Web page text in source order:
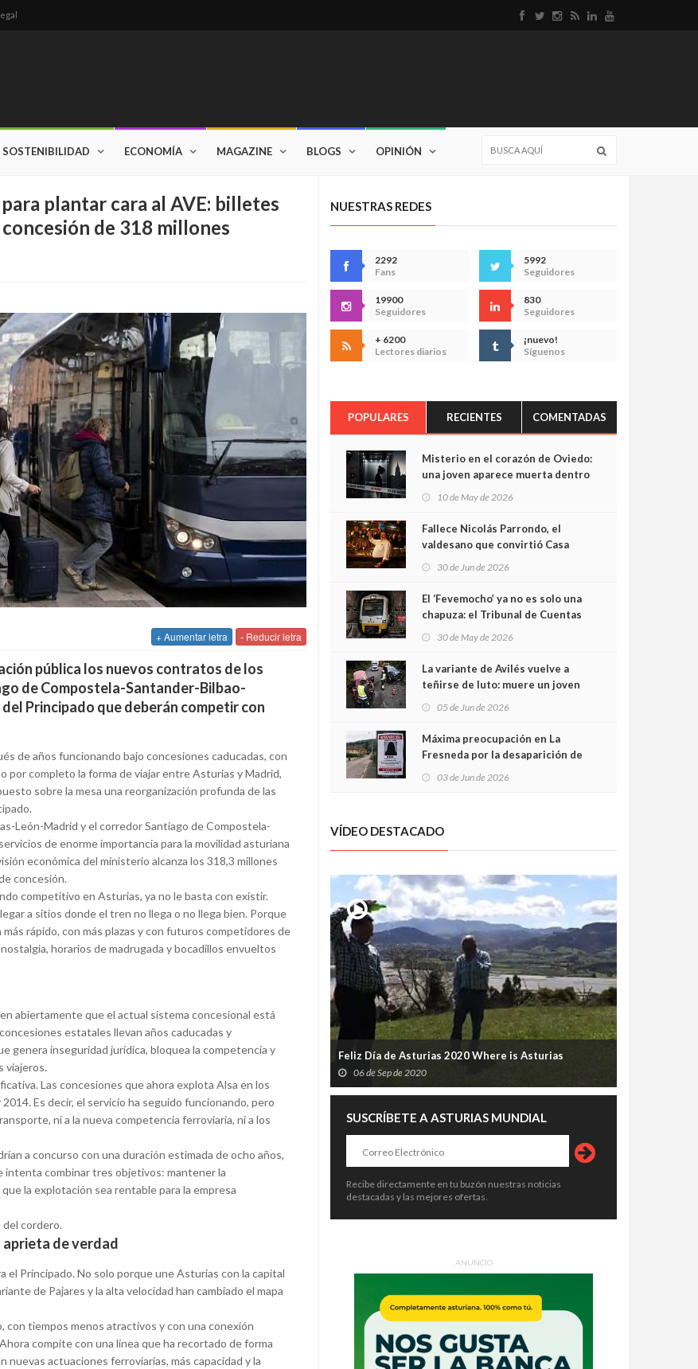
SOSTENIBILIDAD ECONOMÍA MAGAZINE BLOGS OPINIÓN
plantar cara al AVE: billetes
de 318 millones
+ Aumentar letra - Reducir letra
pública los nuevos contratos de los
de Compostela-Santander-Bilbao-
Principado que deberán competir con
de años funcionando bajo concesiones caducadas, con
por completo la forma de viajar entre Asturias y Madrid,
sobre la mesa una reorganización profunda de las
León-Madrid y el corredor Santiago de Compostela-
de enorme importancia para la movilidad asturiana
económica del ministerio alcanza los 318,3 millones
concesión.
competitivo en Asturias, ya no le basta con existir.
a sitios donde el tren no llega o no llega bien. Porque
rápido, con más plazas y con futuros competidores de
horarios de madrugada y bocadillos envueltos
abiertamente que el actual sistema concesional está
estatales llevan años caducadas y
genera inseguridad jurídica, bloquea la competencia y
viajeros.
Las concesiones que ahora explota Alsa en los
Es decir, el servicio ha seguido funcionando, pero
ni a la nueva competencia ferroviaria, ni a los
a concurso con una duración estimada de ocho años,
intenta combinar tres objetivos: mantener la
la explotación sea rentable para la empresa
del cordero.
de verdad
Principado. No solo porque une Asturias con la capital
de Pajares y la alta velocidad han cambiado el mapa
tiempos menos atractivos y con una conexión
compite con una línea que ha recortado de forma
actuaciones ferroviarias, más capacidad y la
NUESTRAS REDES
2292
Fans
5992
Seguidores
19900
Seguidores
830
Seguidores
+ 6200
Lectores diarios
¡nuevo!
Síguenos
POPULARES RECIENTES COMENTADAS
Misterio en el corazón de Oviedo:
una joven aparece muerta dentro
cámaras captan sus últimos
minutos
10 de May de 2026
Fallece Nicolás Parrondo, el
valdesano que convirtió Casa
30 de Jun de 2026
El ‘Fevemocho’ ya no es solo una
chapuza: el Tribunal de Cuentas
sobrecoste de los trenes que no
cabían por los túneles
30 de May de 2026
La variante de Avilés vuelve a
teñirse de luto: muere un joven
05 de Jun de 2026
Máxima preocupación en La
Fresneda por la desaparición de
03 de Jun de 2026
VÍDEO DESTACADO
Feliz Día de Asturias 2020 Where is Asturias
06 de Sep de 2020
SUSCRÍBETE A ASTURIAS MUNDIAL
Recibe directamente en tu buzón nuestras noticias
destacadas y las mejores ofertas.
ANUNCIO